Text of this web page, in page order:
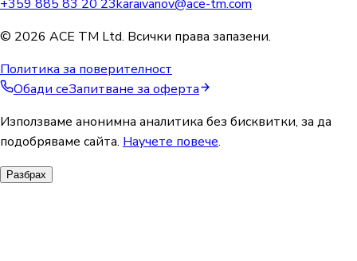
+359 885 83 20 23karaivanov@ace-tm.com
© 2026 ACE TM Ltd. Всички права запазени.
Политика за поверителност
Обади сеЗапитване за оферта
Използваме анонимна аналитика без бисквитки, за да
подобряваме сайта. Научете повече.
Разбрах